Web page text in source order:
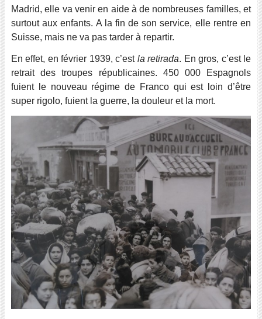
Madrid, elle va venir en aide à de nombreuses familles, et
surtout aux enfants. A la fin de son service, elle rentre en
Suisse, mais ne va pas tarder à repartir.
En effet, en février 1939, c’est la retirada. En gros, c’est le
retrait des troupes républicaines. 450 000 Espagnols
fuient le nouveau régime de Franco qui est loin d’être
super rigolo, fuient la guerre, la douleur et la mort.